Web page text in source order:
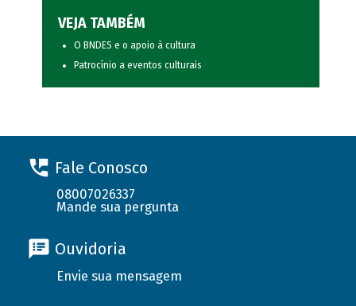
VEJA TAMBÉM
O BNDES e o apoio à cultura
Patrocínio a eventos culturais
Fale Conosco
08007026337
Mande sua pergunta
Ouvidoria
Envie sua mensagem